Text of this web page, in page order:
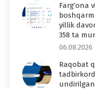
Farg‘ona
yillik
358 ta
06.08.2026
Raqobat